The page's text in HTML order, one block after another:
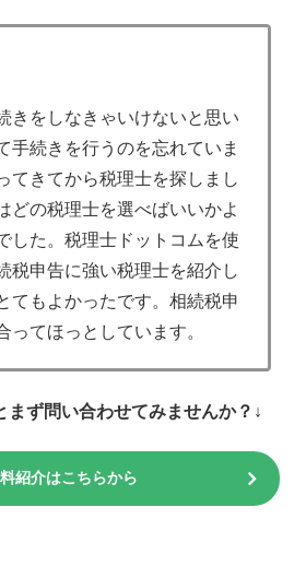
きをしなきゃいけないと思い
手続きを行うのを忘れていま
てきてから税理士を探しまし
どの税理士を選べばいいかよ
した。税理士ドットコムを使
税申告に強い税理士を紹介し
てもよかったです。相続税申
ってほっとしています。
まず問い合わせてみませんか？↓
紹介はこちらから